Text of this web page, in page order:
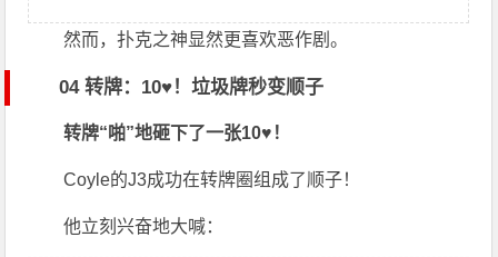
然而，扑克之神显然更喜欢恶作剧。
04 转牌：10♥！垃圾牌秒变顺子
转牌“啪”地砸下了一张10♥！
Coyle的J3成功在转牌圈组成了顺子！
他立刻兴奋地大喊：